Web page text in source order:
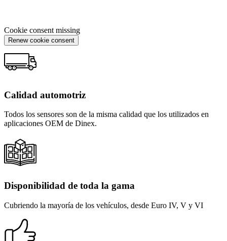
Cookie consent missing
Renew cookie consent
Calidad automotriz
Todos los sensores son de la misma calidad que los utilizados en
aplicaciones OEM de Dinex.
Disponibilidad de toda la gama
Cubriendo la mayoría de los vehículos, desde Euro IV, V y VI